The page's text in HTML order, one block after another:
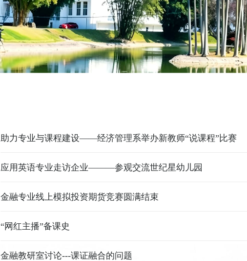
助力专业与课程建设——经济管理系举办新教师“说课程”比赛
应用英语专业走访企业———参观交流世纪星幼儿园
金融专业线上模拟投资期货竞赛圆满结束
“网红主播”备课史
金融教研室讨论---课证融合的问题